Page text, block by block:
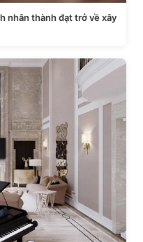
nhân thành đạt trở về xây